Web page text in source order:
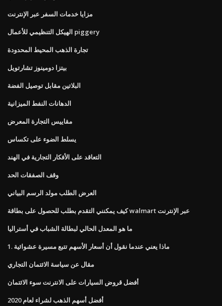
مزايا خدمات السفر عبر الإنترنت
الهيكل التنظيمي للأعمال piggery
تجارة الذهب المحيط المحدودة
بيتزا دومينوز تشارتويل
البلاتين مقابل توصيل الفضة
الدهانات النفط الميزانية
مقاييس التجارة المعرض
يسلط الضوء على تكساس
التعاقد على الأفكار التجارية في الهند
وقف الصفقات الحد
العرض الطلب مولد الرسم البياني
كيف يمكنني التقدم بطلب للحصول على بطاقة walmart عبر الإنترنت
ما هو المعدل الحالي لبطالة الشباب في أستراليا
1. ماذا يعني عندما نقول أن أسعار الأسهم تتبع مسيرة عشوائية
مقال عن سياسة الائتمان التجاري
أفضل قروض السيارات على الانترنت سوء الائتمان
أفضل أسهم الذهب لشراء لعام 2020